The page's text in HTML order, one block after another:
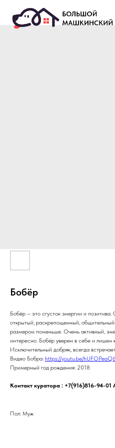
Бобёр
Бобёр – это сгусток энергии и
открытый, раскрепощенный,
размером поменьше. Очень активный,
интересно. Бобёр уверен в себе и лишен
Исключительный добряк, всегда
Видео Бобра: https://youtu.be/
Примерный год рождения: 2018
Контакт куратора : +7(916)816-94-01
Пол: Муж